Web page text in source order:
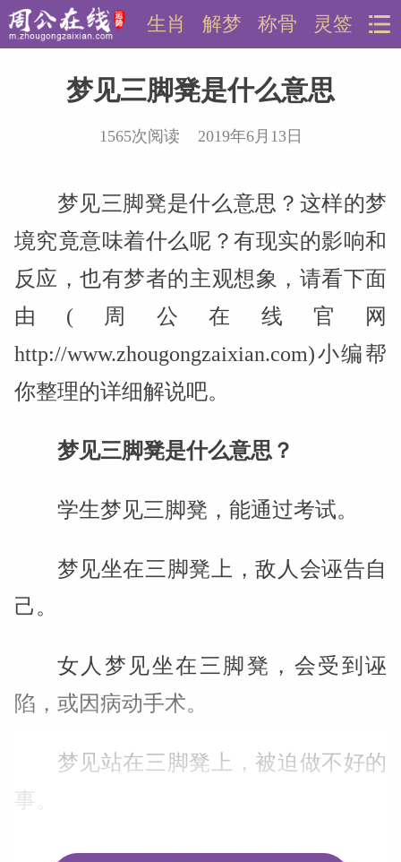
灵签
称骨
解梦
生肖
梦见三脚凳是什么意思
1565次阅读 2019年6月13日
梦见三脚凳是什么意思？这样的梦
境究竟意味着什么呢？有现实的影响和
反应，也有梦者的主观想象，请看下面
由(周公在线官网
http://www.zhougongzaixian.com)小编帮
你整理的详细解说吧。
梦见三脚凳是什么意思？
学生梦见三脚凳，能通过考试。
梦见坐在三脚凳上，敌人会诬告自
己。
女人梦见坐在三脚凳，会受到诬
陷，或因病动手术。
梦见站在三脚凳上，被迫做不好的
事。